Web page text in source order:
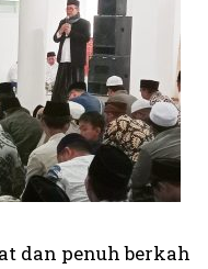
dan penuh berkah